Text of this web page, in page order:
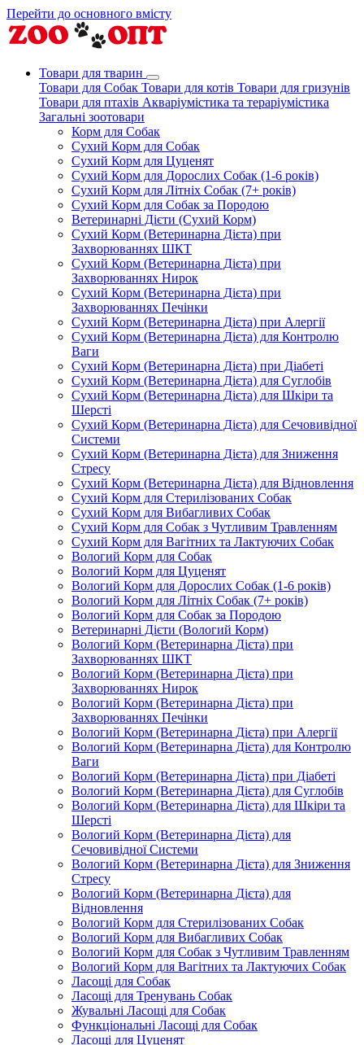
Перейти до основного вмісту
Товари для тварин
Товари для Собак Товари для котів Товари для гризунів
Товари для птахів Акваріумістика та тераріумістика
Загальні зоотовари
Корм для Собак
Сухий Корм для Собак
Сухий Корм для Цуценят
Сухий Корм для Дорослих Собак (1-6 років)
Сухий Корм для Літніх Собак (7+ років)
Сухий Корм для Собак за Породою
Ветеринарні Дієти (Сухий Корм)
Сухий Корм (Ветеринарна Дієта) при
Захворюваннях ШКТ
Сухий Корм (Ветеринарна Дієта) при
Захворюваннях Нирок
Сухий Корм (Ветеринарна Дієта) при
Захворюваннях Печінки
Сухий Корм (Ветеринарна Дієта) при Алергії
Сухий Корм (Ветеринарна Дієта) для Контролю
Ваги
Сухий Корм (Ветеринарна Дієта) при Діабеті
Сухий Корм (Ветеринарна Дієта) для Суглобів
Сухий Корм (Ветеринарна Дієта) для Шкіри та
Шерсті
Сухий Корм (Ветеринарна Дієта) для Сечовивідної
Системи
Сухий Корм (Ветеринарна Дієта) для Зниження
Стресу
Сухий Корм (Ветеринарна Дієта) для Відновлення
Сухий Корм для Стерилізованих Собак
Сухий Корм для Вибагливих Собак
Сухий Корм для Собак з Чутливим Травленням
Сухий Корм для Вагітних та Лактуючих Собак
Вологий Корм для Собак
Вологий Корм для Цуценят
Вологий Корм для Дорослих Собак (1-6 років)
Вологий Корм для Літніх Собак (7+ років)
Вологий Корм для Собак за Породою
Ветеринарні Дієти (Вологий Корм)
Вологий Корм (Ветеринарна Дієта) при
Захворюваннях ШКТ
Вологий Корм (Ветеринарна Дієта) при
Захворюваннях Нирок
Вологий Корм (Ветеринарна Дієта) при
Захворюваннях Печінки
Вологий Корм (Ветеринарна Дієта) при Алергії
Вологий Корм (Ветеринарна Дієта) для Контролю
Ваги
Вологий Корм (Ветеринарна Дієта) при Діабеті
Вологий Корм (Ветеринарна Дієта) для Суглобів
Вологий Корм (Ветеринарна Дієта) для Шкіри та
Шерсті
Вологий Корм (Ветеринарна Дієта) для
Сечовивідної Системи
Вологий Корм (Ветеринарна Дієта) для Зниження
Стресу
Вологий Корм (Ветеринарна Дієта) для
Відновлення
Вологий Корм для Стерилізованих Собак
Вологий Корм для Вибагливих Собак
Вологий Корм для Собак з Чутливим Травленням
Вологий Корм для Вагітних та Лактуючих Собак
Ласощі для Собак
Ласощі для Тренувань Собак
Жувальні Ласощі для Собак
Функціональні Ласощі для Собак
Ласощі для Цуценят